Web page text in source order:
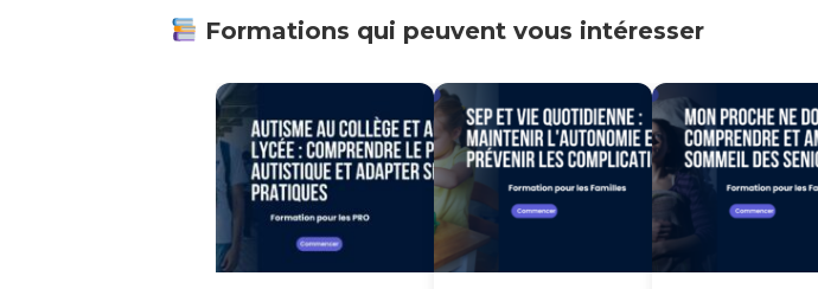
Formations qui peuvent vous intéresser